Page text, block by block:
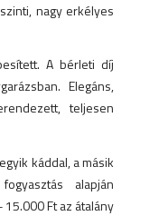
nagy erkélyes
A bérleti díj
Elegáns,
teljesen
káddal, a másik
alapján
Ft az átalány